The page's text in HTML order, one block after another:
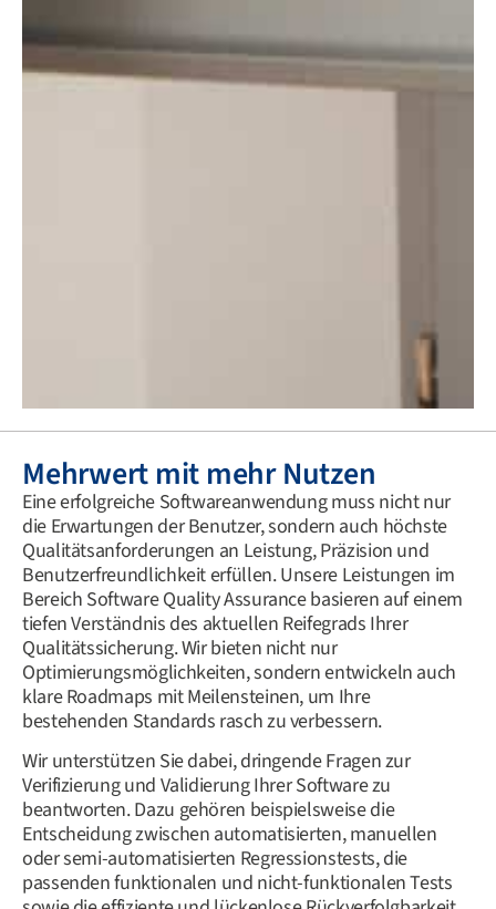
Mehrwert mit mehr Nutzen
Eine erfolgreiche Softwareanwendung muss nicht nur
die Erwartungen der Benutzer, sondern auch höchste
Qualitätsanforderungen an Leistung, Präzision und
Benutzerfreundlichkeit erfüllen. Unsere Leistungen im
Bereich Software Quality Assurance basieren auf einem
tiefen Verständnis des aktuellen Reifegrads Ihrer
Qualitätssicherung. Wir bieten nicht nur
Optimierungsmöglichkeiten, sondern entwickeln auch
klare Roadmaps mit Meilensteinen, um Ihre
bestehenden Standards rasch zu verbessern.
Wir unterstützen Sie dabei, dringende Fragen zur
Verifizierung und Validierung Ihrer Software zu
beantworten. Dazu gehören beispielsweise die
Entscheidung zwischen automatisierten, manuellen
oder semi-automatisierten Regressionstests, die
passenden funktionalen und nicht-funktionalen Tests